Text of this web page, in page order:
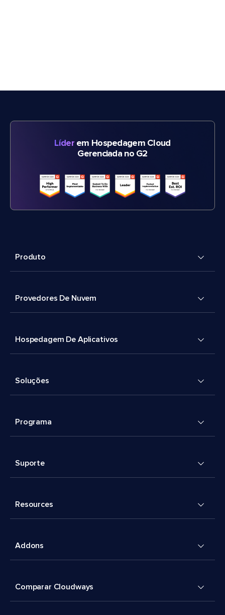
Líderem Hospedagem Cloud
Gerenciada no G2
Produto
Provedores De Nuvem
Hospedagem De Aplicativos
Soluções
Programa
Suporte
Resources
Addons
Comparar Cloudways